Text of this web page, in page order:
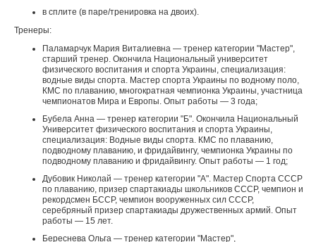
в сплите (в паре/тренировка на двоих).
Тренеры:
Паламарчук Мария Виталиевна — тренер категории "Мастер",
старший тренер. Окончила Национальный университет
физического воспитания и спорта Украины, специализация:
водные виды спорта. Мастер спорта Украины по водному поло,
КМС по плаванию, многократная чемпионка Украины, участница
чемпионатов Мира и Европы. Опыт работы — 3 года;
Бубела Анна — тренер категории "Б". Окончила Национальный
Университет физического воспитания и спорта Украины,
специализация: Водные виды спорта. КМС по плаванию,
подводному плаванию, и фридайвингу, чемпионка Украины по
подводному плаванию и фридайвингу. Опыт работы — 1 год;
Дубовик Николай — тренер категории "А". Мастер Спорта СССР
по плаванию, призер спартакиады школьников СССР, чемпион и
рекордсмен БССР, чемпион вооруженных сил СССР,
серебряный призер спартакиады дружественных армий. Опыт
работы — 15 лет.
Береснева Ольга — тренер категории "Мастер",